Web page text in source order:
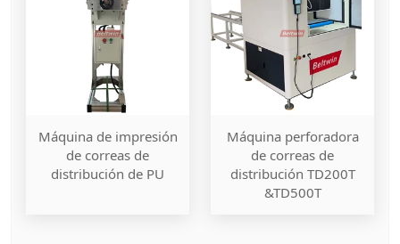
Máquina de impresión
de correas de
distribución de PU
Máquina perforadora
de correas de
distribución TD200T
&TD500T